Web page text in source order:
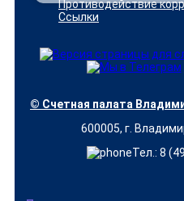
Противодействие
Ссылки
© Счетная палата
600005, г.
Тел.: 8